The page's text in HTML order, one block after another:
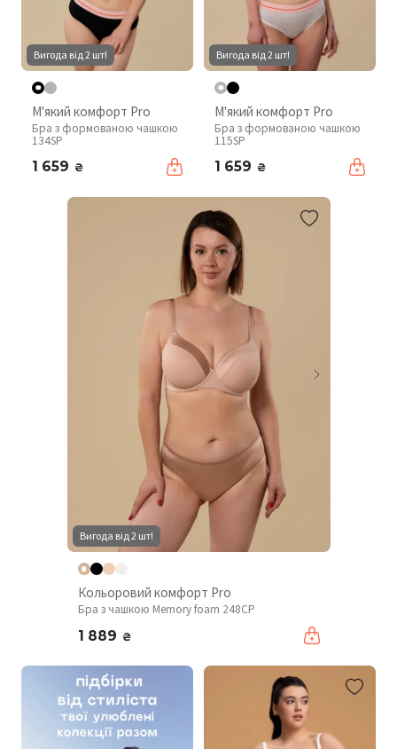
Вигода від 2 шт!
М'який комфорт Pro
Бра з формованою чашкою
134SP
1 659 ₴
Вигода від 2 шт!
М'який комфорт Pro
Бра з формованою чашкою
115SP
1 659 ₴
Вигода від 2 шт!
Кольоровий комфорт Pro
Бра з чашкою Memory foam 248CP
1 889 ₴